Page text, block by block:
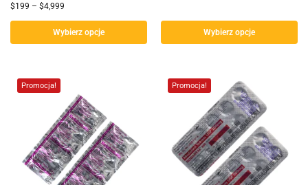
$199 – $4,999
Wybierz opcje Wybierz opcje
Promocja! Promocja!